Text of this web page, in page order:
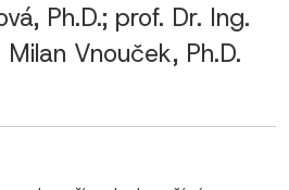
Ph.D.; prof. Dr. Ing.
Vnouček, Ph.D.